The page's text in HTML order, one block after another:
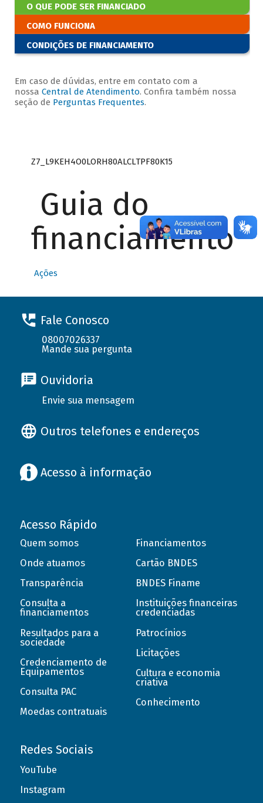
O QUE PODE SER FINANCIADO
COMO FUNCIONA
CONDIÇÕES DE FINANCIAMENTO
Em caso de dúvidas, entre em contato com a
nossa Central de Atendimento. Confira também nossa
seção de Perguntas Frequentes.
Z7_L9KEH4O0LORH80ALCLTPF80K15
Guia do
financiamento
Ações
Fale Conosco
08007026337
Mande sua pergunta
Ouvidoria
Envie sua mensagem
Outros telefones e endereços
Acesso à informação
Acesso Rápido
Quem somos
Onde atuamos
Transparência
Consulta a
financiamentos
Resultados para a
sociedade
Credenciamento de
Equipamentos
Consulta PAC
Moedas contratuais
Financiamentos
Cartão BNDES
BNDES Finame
Instituições financeiras
credenciadas
Patrocínios
Licitações
Cultura e economia
criativa
Conhecimento
Redes Sociais
YouTube
Instagram